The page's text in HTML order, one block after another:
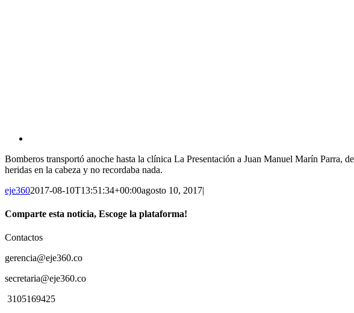
Image
Bomberos transportó anoche hasta la clínica La Presentación a Juan Manuel Marín Parra,
heridas en la cabeza y no recordaba nada.
eje3602017-08-10T13:51:34+00:00agosto 10, 2017|
Comparte esta noticia, Escoge la plataforma!
Facebook
Twitter
WhatsApp
Contactos
gerencia@eje360.co
secretaria@eje360.co
3105169425